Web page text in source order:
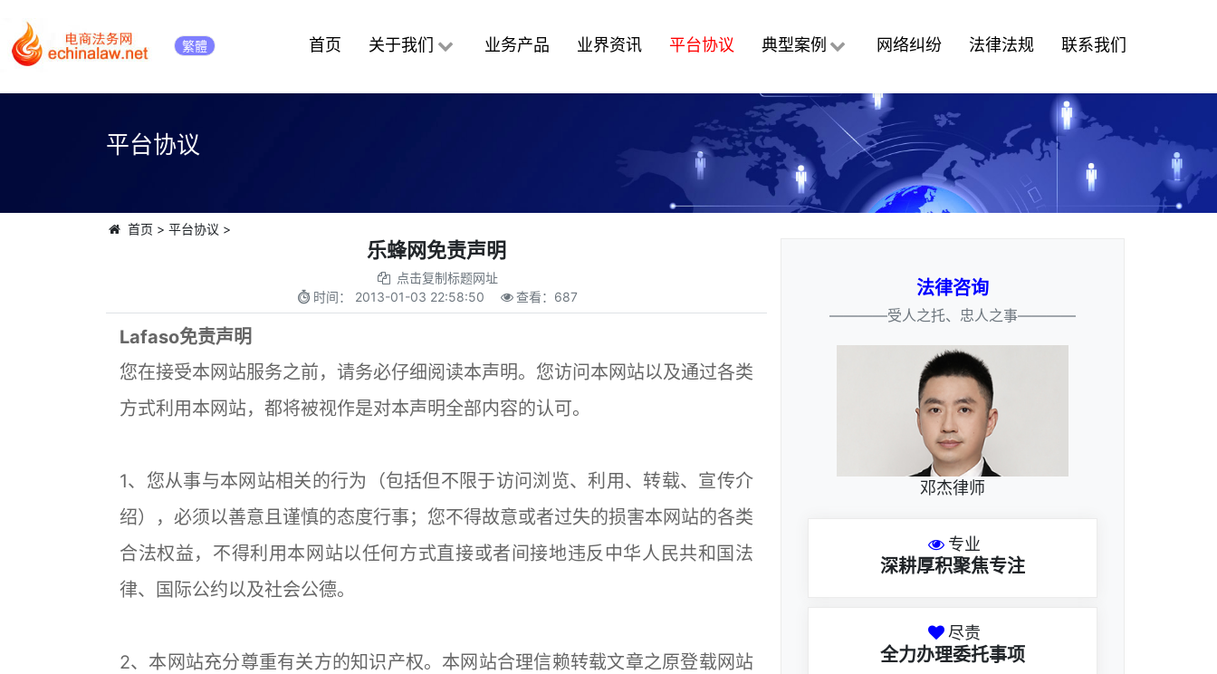
繁體 首页 关于我们 业务产品 业界资讯 平台协议 典型案例 网络纠纷 法律法规 联系我们
平台协议
首页 > 平台协议 >
乐蜂网免责声明
点击复制标题网址
时间： 2013-01-03 22:58:50 查看： 687
Lafaso免责声明
您在接受本网站服务之前，请务必仔细阅读本声明。您访问本网站以及通过各类
方式利用本网站，都将被视作是对本声明全部内容的认可。
1、您从事与本网站相关的行为（包括但不限于访问浏览、利用、转载、宣传介
绍），必须以善意且谨慎的态度行事；您不得故意或者过失的损害本网站的各类
合法权益，不得利用本网站以任何方式直接或者间接地违反中华人民共和国法
律、国际公约以及社会公德。
2、本网站充分尊重有关方的知识产权。本网站合理信赖转载文章之原登载网站
法律咨询
————受人之托、忠人之事————
邓杰律师
专业
深耕厚积聚焦专注
尽责
全力办理委托事项